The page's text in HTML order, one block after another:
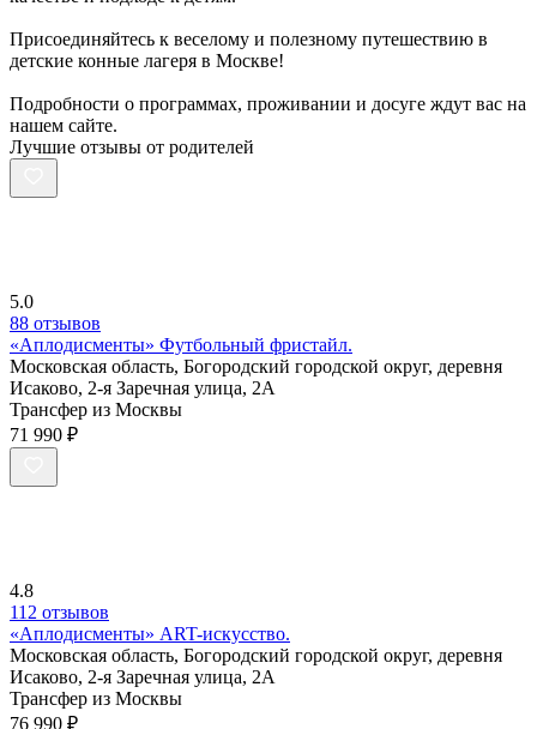
Присоединяйтесь к веселому и полезному путешествию в
детские конные лагеря в Москве!
Подробности о программах, проживании и досуге ждут вас на
нашем сайте.
Лучшие отзывы от родителей
5.0
88 отзывов
«Аплодисменты» Футбольный фристайл.
Московская область, Богородский городской округ, деревня
Исаково, 2-я Заречная улица, 2А
Трансфер из Москвы
71 990 ₽
4.8
112 отзывов
«Аплодисменты» ART-искусство.
Московская область, Богородский городской округ, деревня
Исаково, 2-я Заречная улица, 2А
Трансфер из Москвы
76 990 ₽